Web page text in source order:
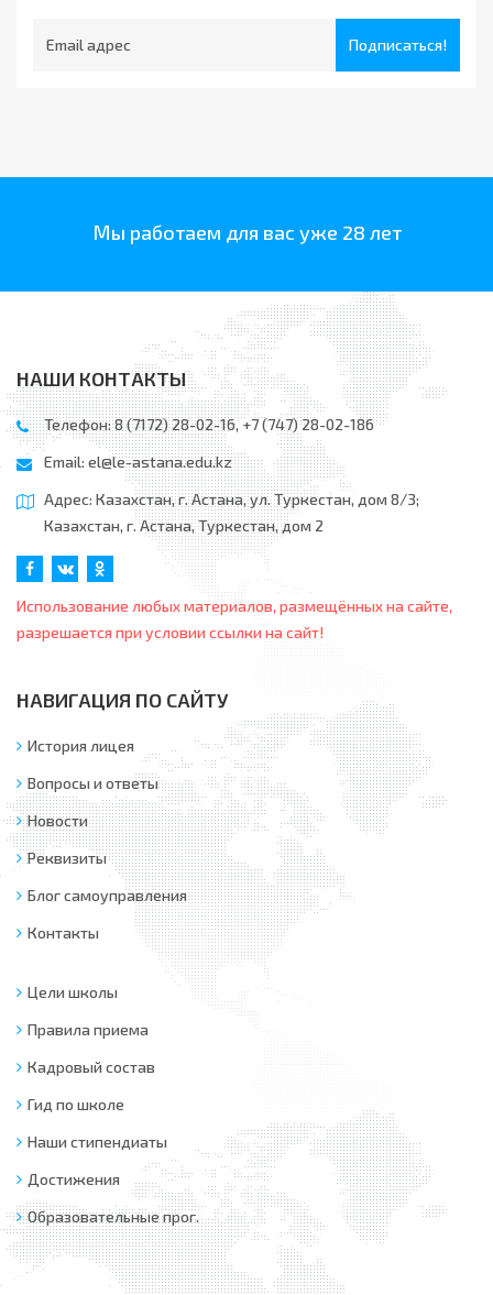
Подписаться!
Мы работаем для вас уже 28 лет
НАШИ КОНТАКТЫ
Телефон: 8 (7172) 28-02-16, +7 (747) 28-02-186
Email: el@le-astana.edu.kz
Адрес: Казахстан, г. Астана, ул. Туркестан, дом 8/3;
Казахстан, г. Астана, Туркестан, дом 2
Использование любых материалов, размещённых на сайте,
разрешается при условии ссылки на сайт!
НАВИГАЦИЯ ПО САЙТУ
История лицея
Вопросы и ответы
Новости
Реквизиты
Блог самоуправления
Контакты
Цели школы
Правила приема
Кадровый состав
Гид по школе
Наши стипендиаты
Достижения
Образовательные прог.